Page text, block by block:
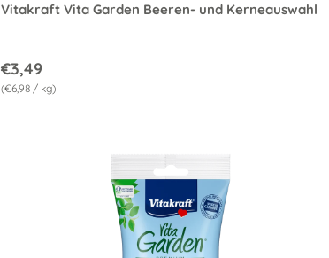
Vitakraft Vita Garden Beeren- und Kerneauswahl
€3,49
Grundpreis
€6,98 / kg